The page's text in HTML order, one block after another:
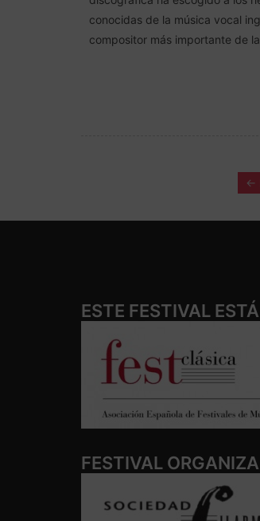
conocidas de la música vocal
compositor más importante de
←
ESTE FESTIVAL
FESTIVAL